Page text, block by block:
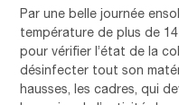
Par une belle journée
température de plus de
pour vérifier l’état de la
désinfecter tout son
hausses, les cadres, qui